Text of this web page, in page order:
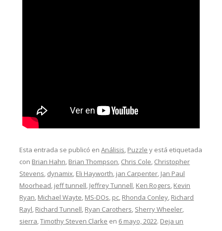
Esta entrada se publicó enAnálisis, Puzzle y está etiquetada
con Brian Hahn, Brian Thompson, Chris Cole, Christopher
Stevens, dynamix, Eli Hayworth, jan Carpenter, Jan Paul
Moorhead, jeff tunnell, Jeffrey Tunnell, Ken Rogers, Kevin
Ryan, Michael Wayte, MS-DOs, pc, Rhonda Conley, Richard
Rayl, Richard Tunnell, Ryan Carothers, Sherry Wheeler,
sierra,Timothy Steven Clarke en 6 mayo, 2022. Deja un